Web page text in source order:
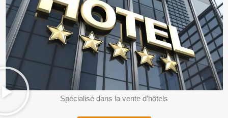
Spécialisé dans la vente d’hôtels